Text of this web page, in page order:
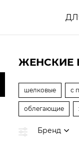
ЖЕНСКИЕ
шелковые с
облегающие
Бренд